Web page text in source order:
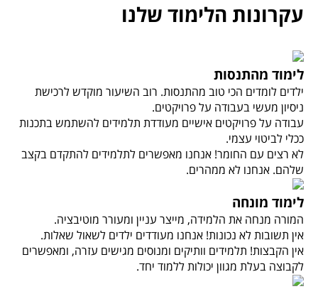
עקרונות הלימוד שלנו
לימוד מהתנסות
ילדים לומדים הכי טוב מהתנסות. רוב השיעור מוקדש לרכישת
ניסיון מעשי בעבודה על פרויקטים.
עבודה על פרויקטים אישיים מעודדת תלמידים להשתמש בתכנות
ככלי לביטוי עצמי.
לא רצים עם החומר! אנחנו מאפשרים לתלמידים להתקדם בקצב
שלהם. אנחנו לא ממהרים.
לימוד מונחה
המורה מנחה את הלמידה, מייצר עניין ומעורר מוטיבציה.
אין תשובות לא נכונות! אנחנו מעודדים ילדים לשאול שאלות.
אין הקבצות! תלמידים וותיקים ומנוסים מגישים עזרה, ומאפשרים
לקבוצה בעלת מגוון יכולות ללמוד יחד.